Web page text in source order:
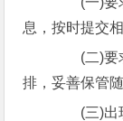
息，按时提交
(二)要求
排，妥善保管
(三)出现